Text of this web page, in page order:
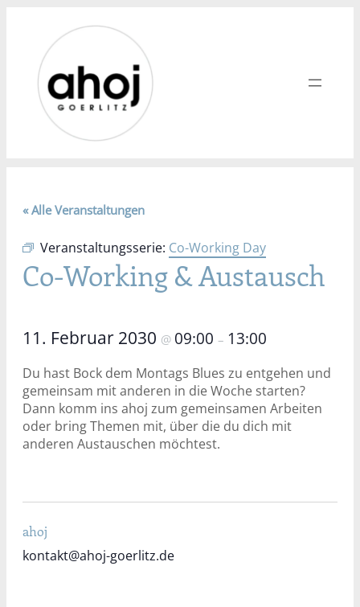
« Alle Veranstaltungen
Veranstaltungsserie: Co-Working Day
Co-Working & Austausch
11. Februar 2030 @ 09:00 – 13:00
Du hast Bock dem Montags Blues zu entgehen und
gemeinsam mit anderen in die Woche starten?
Dann komm ins ahoj zum gemeinsamen Arbeiten
oder bring Themen mit, über die du dich mit
anderen Austauschen möchtest.
ahoj
kontakt@ahoj-goerlitz.de